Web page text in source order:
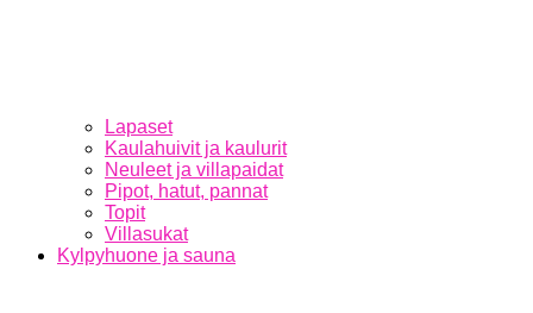
Lapaset
Kaulahuivit ja kaulurit
Neuleet ja villapaidat
Pipot, hatut, pannat
Topit
Villasukat
Kylpyhuone ja sauna